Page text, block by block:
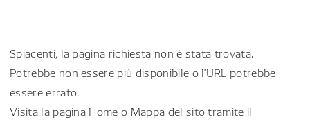
Spiacenti, la pagina richiesta non è stata trovata.
Potrebbe non essere più disponibile o l'URL potrebbe
essere errato.
Visita la pagina Home o Mappa del sito tramite il